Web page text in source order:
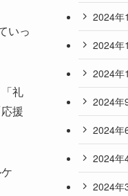
いっ
礼
援
2024年
2024年
2024年
2024年
2024年
2024年
2024年